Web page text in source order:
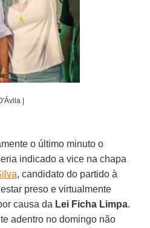
|
o último minuto o
indicado a vice na chapa
, candidato do partido à
preso e virtualmente
causa da Lei Ficha Limpa.
adentro no domingo não